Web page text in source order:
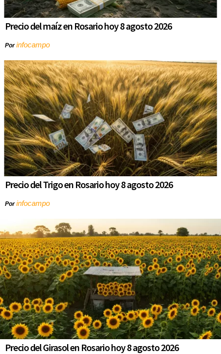
Precio del maíz en Rosario hoy 8 agosto 2026
Porinfocampo
Precio del Trigo en Rosario hoy 8 agosto 2026
Porinfocampo
Precio del Girasol en Rosario hoy 8 agosto 2026